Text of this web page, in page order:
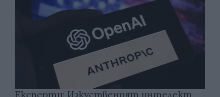
Експерти: Изкуственият интелект